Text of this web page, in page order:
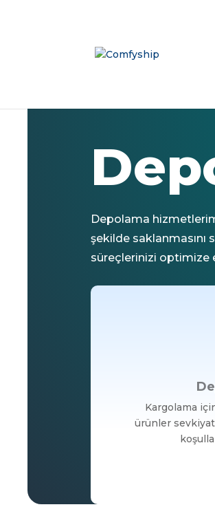
Depolama
şekilde saklanmasını
süreçlerinizi optimize
Kargolama
ürünler